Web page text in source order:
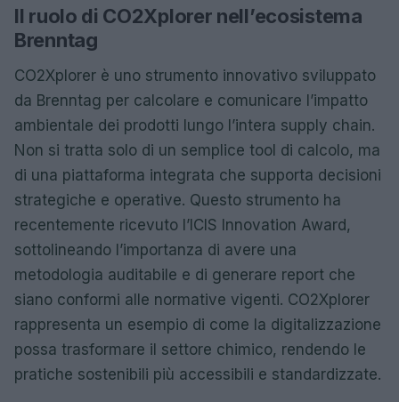
Il ruolo di CO2Xplorer nell’ecosistema
Brenntag
CO2Xplorer è uno strumento innovativo sviluppato
da Brenntag per calcolare e comunicare l’impatto
ambientale dei prodotti lungo l’intera supply chain.
Non si tratta solo di un semplice tool di calcolo, ma
di una piattaforma integrata che supporta decisioni
strategiche e operative. Questo strumento ha
recentemente ricevuto l’ICIS Innovation Award,
sottolineando l’importanza di avere una
metodologia auditabile e di generare report che
siano conformi alle normative vigenti. CO2Xplorer
rappresenta un esempio di come la digitalizzazione
possa trasformare il settore chimico, rendendo le
pratiche sostenibili più accessibili e standardizzate.